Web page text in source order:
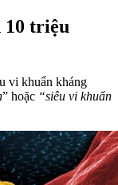
10 triệu
vi khuẩn kháng
” hoặc “siêu vi khuẩn